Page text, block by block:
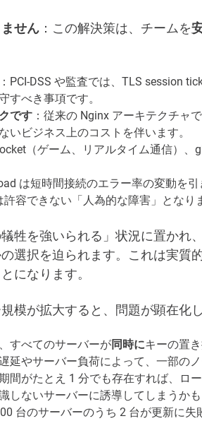
せん ：この解決策は、チームを
：PCI-DSS や監査では、TLS session
すべき事項です。
です ：従来の Nginx アーキテクチャ
いビジネス上のコストを伴います。
（ゲーム、リアルタイム通信）
は短時間接続のエラー率の変動を
容できない「人為的な障害」となり
牲を強いられる」状況に置かれ
選択を迫られます。これは実質的
になります。
模が拡大すると、問題が顕在化し
すべてのサーバーが同時にキーの置
延やサーバー負荷によって、一部の
間がたとえ 1 分でも存在すれば、ロ
しないサーバーに誘導してしまうかも
台のサーバーのうち 2 台が更新に